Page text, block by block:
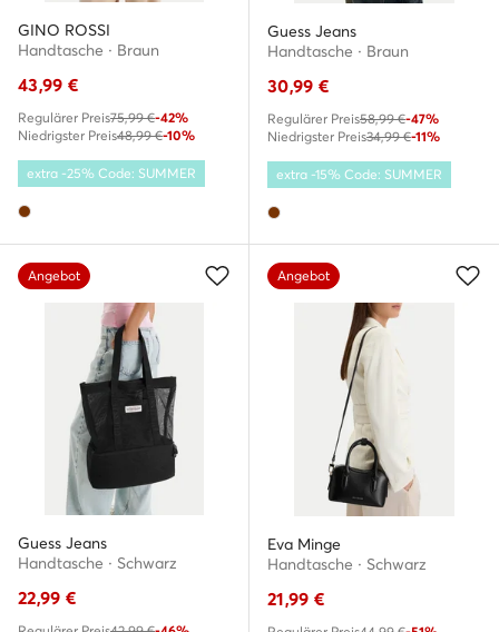
GINO ROSSI
Handtasche · Braun
43,99 €
Regulärer Preis75,99 €-42%
Niedrigster Preis48,99 €-10%
extra -25% Code: SUMMER
Guess Jeans
Handtasche · Braun
30,99 €
Regulärer Preis58,99 €-47%
Niedrigster Preis34,99 €-11%
extra -15% Code: SUMMER
Angebot
Guess Jeans
Handtasche · Schwarz
22,99 €
Angebot
Eva Minge
Handtasche · Schwarz
21,99 €